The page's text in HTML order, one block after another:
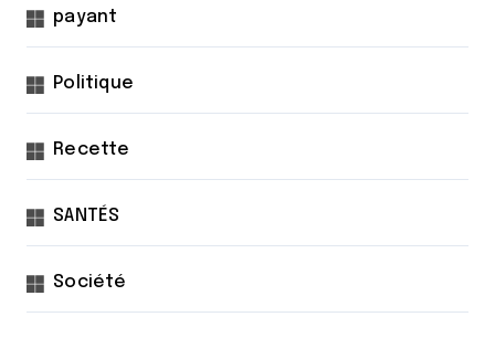
payant
Politique
Recette
SANTÉS
Société